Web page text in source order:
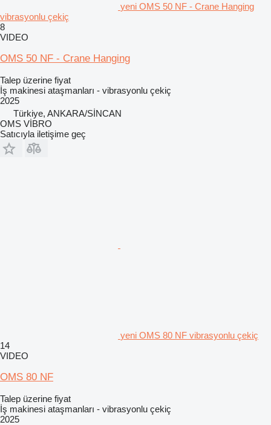
yeni OMS 50 NF - Crane Hanging
vibrasyonlu çekiç
8
VIDEO
OMS 50 NF - Crane Hanging
Talep üzerine fiyat
İş makinesi ataşmanları - vibrasyonlu çekiç
2025
Türkiye, ANKARA/SİNCAN
OMS VİBRO
Satıcıyla iletişime geç
yeni OMS 80 NF vibrasyonlu çekiç
14
VIDEO
OMS 80 NF
Talep üzerine fiyat
İş makinesi ataşmanları - vibrasyonlu çekiç
2025